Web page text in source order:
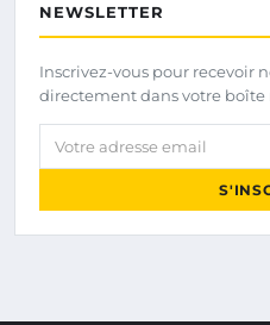
NEWSLETTER
Inscrivez-vous pour recevoir
directement dans votre boîte
Votre adresse email